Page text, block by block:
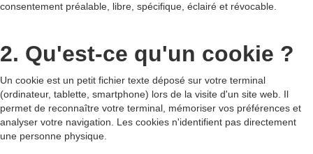
consentement préalable, libre, spécifique, éclairé et révocable.
2. Qu'est-ce qu'un cookie ?
Un cookie est un petit fichier texte déposé sur votre terminal
(ordinateur, tablette, smartphone) lors de la visite d'un site web. Il
permet de reconnaître votre terminal, mémoriser vos préférences et
analyser votre navigation. Les cookies n'identifient pas directement
une personne physique.